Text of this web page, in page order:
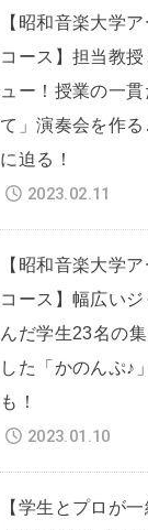
【昭和音楽大学
コース】担当教
ュー！授業の一
て」演奏会を作
に迫る！
2023.02.11
【昭和音楽大学
コース】幅広い
んだ学生23名の
した「かのんぷ♪
も！
2023.01.10
【学生とプロが